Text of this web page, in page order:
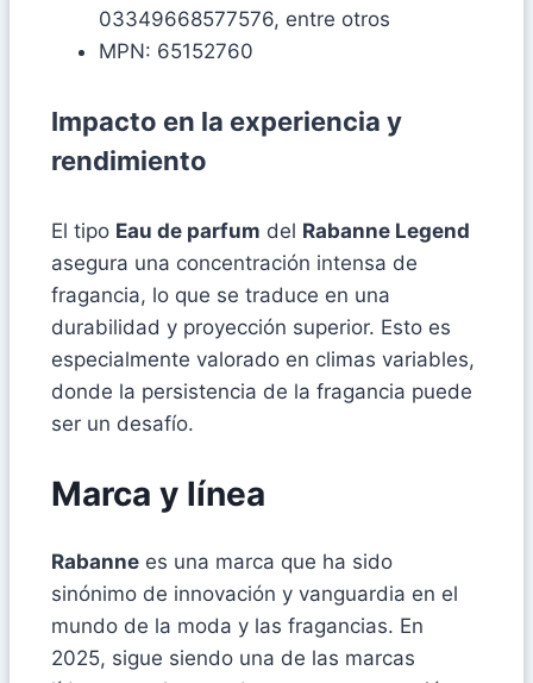
03349668577576, entre otros
MPN: 65152760
Impacto en la experiencia y
rendimiento
El tipo Eau de parfum del Rabanne Legend
asegura una concentración intensa de
fragancia, lo que se traduce en una
durabilidad y proyección superior. Esto es
especialmente valorado en climas variables,
donde la persistencia de la fragancia puede
ser un desafío.
Marca y línea
Rabanne es una marca que ha sido
sinónimo de innovación y vanguardia en el
mundo de la moda y las fragancias. En
2025, sigue siendo una de las marcas